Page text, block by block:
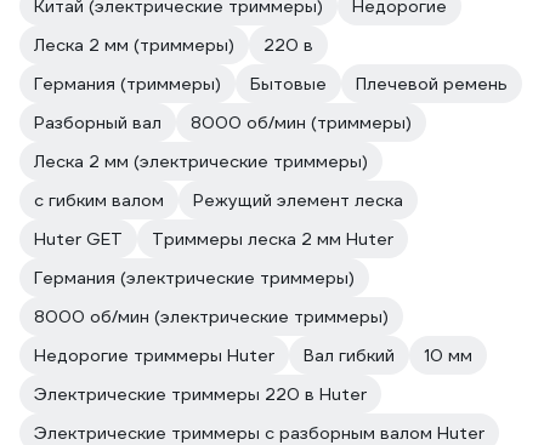
Китай (электрические триммеры)
Недорогие
Леска 2 мм (триммеры)
220 в
Германия (триммеры)
Бытовые
Плечевой ремень
Разборный вал
8000 об/мин (триммеры)
Леска 2 мм (электрические триммеры)
с гибким валом
Режущий элемент леска
Huter GET
Триммеры леска 2 мм Huter
Германия (электрические триммеры)
8000 об/мин (электрические триммеры)
Недорогие триммеры Huter
Вал гибкий
10 мм
Электрические триммеры 220 в Huter
Электрические триммеры с разборным валом Huter